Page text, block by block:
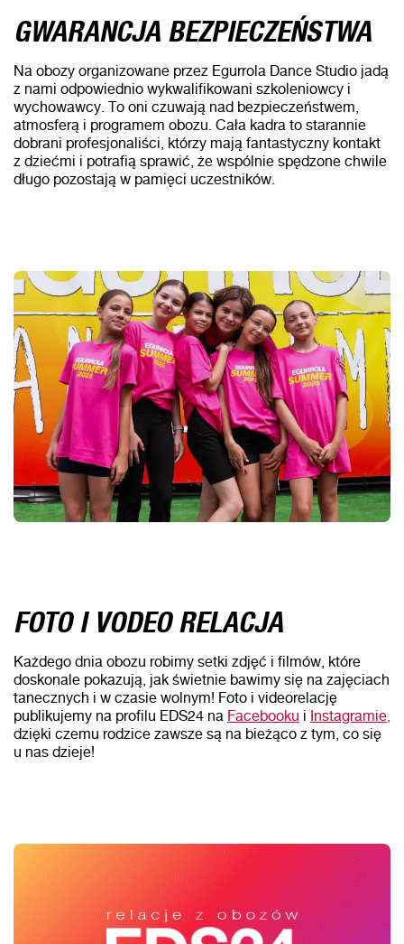
GWARANCJA BEZPIECZEŃSTWA
Na obozy organizowane przez Egurrola Dance Studio jadą
z nami odpowiednio wykwalifikowani szkoleniowcy i
wychowawcy. To oni czuwają nad bezpieczeństwem,
atmosferą i programem obozu. Cała kadra to starannie
dobrani profesjonaliści, którzy mają fantastyczny kontakt
z dziećmi i potrafią sprawić, że wspólnie spędzone chwile
długo pozostają w pamięci uczestników.
FOTO I VODEO RELACJA
Każdego dnia obozu robimy setki zdjęć i filmów, które
doskonale pokazują, jak świetnie bawimy się na zajęciach
tanecznych i w czasie wolnym! Foto i videorelację
publikujemy na profilu EDS24 na Facebooku i Instagramie,
dzięki czemu rodzice zawsze są na bieżąco z tym, co się
u nas dzieje!